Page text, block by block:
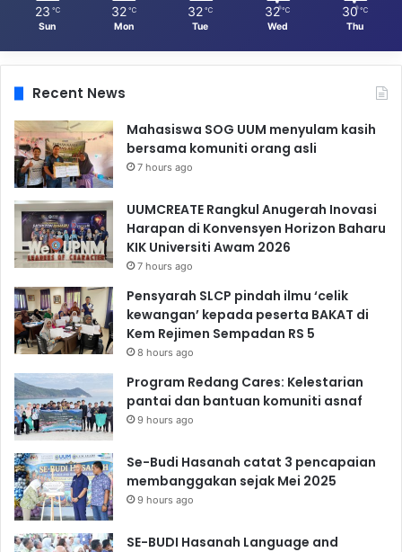
23 ℃
Sun
32 ℃
Mon
32 ℃
Tue
32 ℃
Wed
30 ℃
Thu
Recent News
Mahasiswa SOG UUM menyulam kasih
bersama komuniti orang asli
7 hours ago
UUMCREATE Rangkul Anugerah Inovasi
Harapan di Konvensyen Horizon Baharu
KIK Universiti Awam 2026
7 hours ago
Pensyarah SLCP pindah ilmu ‘celik
kewangan’ kepada peserta BAKAT di
Kem Rejimen Sempadan RS 5
8 hours ago
Program Redang Cares: Kelestarian
pantai dan bantuan komuniti asnaf
9 hours ago
Se-Budi Hasanah catat 3 pencapaian
membanggakan sejak Mei 2025
9 hours ago
SE-BUDI Hasanah Language and